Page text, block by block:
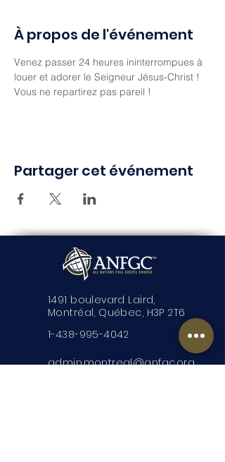
À propos de l'événement
Venez passer 24 heures ininterrompues à
louer et adorer le Seigneur Jésus-Christ !
Vous ne repartirez pas pareil !
Partager cet événement
1491 boulevard Laird,
Montréal, Québec, H3P 2T6
1-438-995-4042
admin.montreal@anfgc.org